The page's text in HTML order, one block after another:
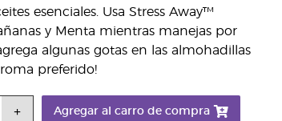
esenciales. Usa Stress Away™
y Menta mientras manejas por
algunas gotas en las almohadillas
preferido!
Agregar al carro de compra